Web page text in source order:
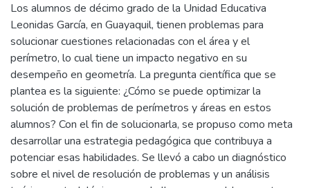
Los alumnos de décimo grado de la Unidad Educativa
Leonidas García, en Guayaquil, tienen problemas para
solucionar cuestiones relacionadas con el área y el
perímetro, lo cual tiene un impacto negativo en su
desempeño en geometría. La pregunta científica que se
plantea es la siguiente: ¿Cómo se puede optimizar la
solución de problemas de perímetros y áreas en estos
alumnos? Con el fin de solucionarla, se propuso como meta
desarrollar una estrategia pedagógica que contribuya a
potenciar esas habilidades. Se llevó a cabo un diagnóstico
sobre el nivel de resolución de problemas y un análisis